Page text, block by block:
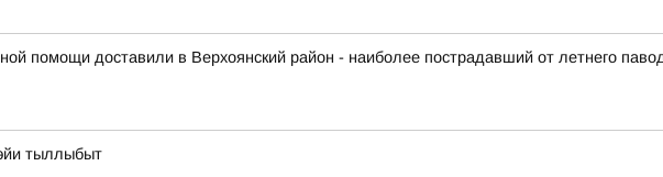
помощи доставили в Верхоянский район - наиболее пострадавший от летнего
тыллыбыт